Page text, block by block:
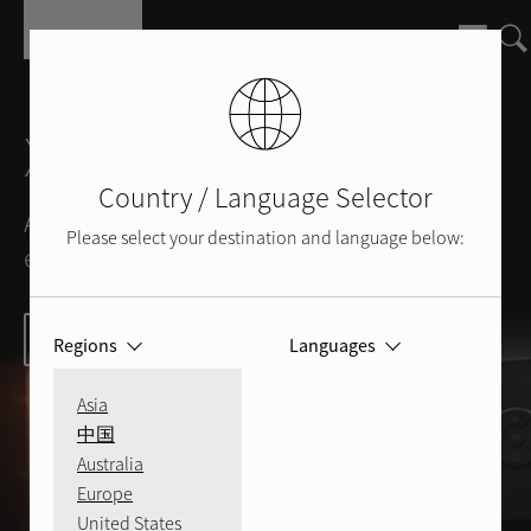
X430 e Q430
Amplificatore Integrato
e Lettore CD
Per saperne di più
DX-5
Amplificatore Integrato
Innovazione di precisione
eredità amplificata.
DX-3
Amplificatore Cuffie
L'innovazione di precisione
incontra la tradizione di alto livello.
A8
Q5
Il migliore sia in termini di
prestazioni che di estetica.
Per saperne di più
RMB-1585MKII
and RMB-
1587MKII
Powerful. Exceptional.
A10MKII, A11MKII
and CD11MKII
Bring your music to life.
Aspettative amplificate
Per saperne di più
Country / Language Selector
Please select your destination and language below:
Regions
Asia
中国
Australia
Europe
United States
Languages